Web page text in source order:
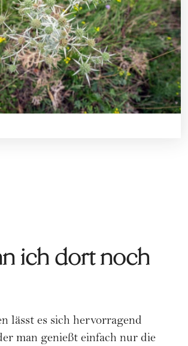
ich dort noch
lässt es sich hervorragend
man genießt einfach nur die